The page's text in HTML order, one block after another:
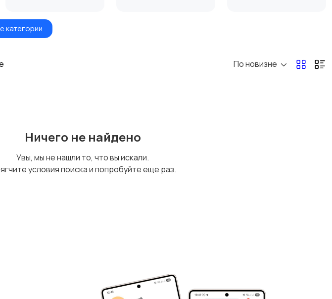
Воздушный
категории
По новизне
Ничего не найдено
Увы, мы не нашли то, что вы искали.
условия поиска и попробуйте еще раз.